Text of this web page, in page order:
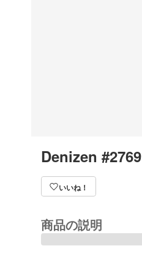
Denizen #2769
いいね！
商品の説明